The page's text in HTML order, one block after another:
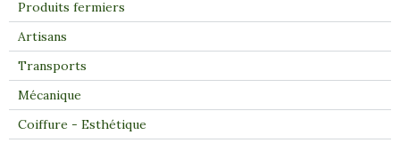
Produits fermiers
Artisans
Transports
Mécanique
Coiffure - Esthétique